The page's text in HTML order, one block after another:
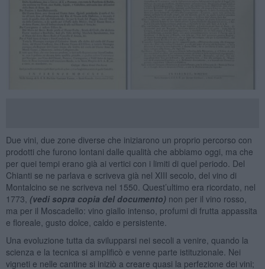
Due vini, due zone diverse che iniziarono un proprio percorso con
prodotti che furono lontani dalle qualità che abbiamo oggi, ma che
per quei tempi erano già ai vertici con i limiti di quel periodo. Del
Chianti se ne parlava e scriveva già nel XIII secolo, del vino di
Montalcino se ne scriveva nel 1550. Quest’ultimo era ricordato, nel
1773, (vedi sopra copia del documento) non per il vino rosso,
ma per il Moscadello: vino giallo intenso, profumi di frutta appassita
e floreale, gusto dolce, caldo e persistente.
Una evoluzione tutta da svilupparsi nei secoli a venire, quando la
scienza e la tecnica si amplificò e venne parte istituzionale. Nei
vigneti e nelle cantine si iniziò a creare quasi la perfezione dei vini;